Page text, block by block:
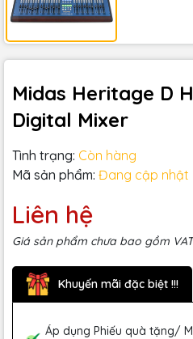
Midas Heritage D
Digital Mixer
Tình trạng: Còn hàng
Mã sản phẩm: Đang cập nhật
Liên hệ
Giá sản phẩm chưa bao gồm VAT
Khuyến mãi đặc biệt !!!
Áp dụng Phiếu quà tặng/